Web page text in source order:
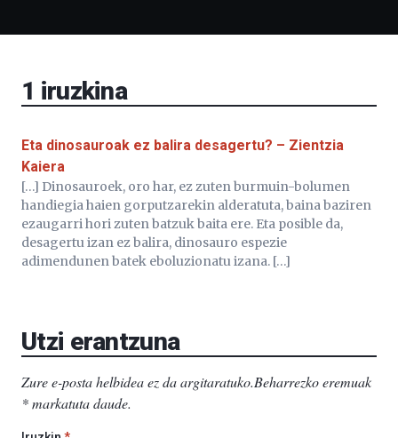
1 iruzkina
Eta dinosauroak ez balira desagertu? – Zientzia
Kaiera
[…] Dinosauroek, oro har, ez zuten burmuin-bolumen
handiegia haien gorputzarekin alderatuta, baina baziren
ezaugarri hori zuten batzuk baita ere. Eta posible da,
desagertu izan ez balira, dinosauro espezie
adimendunen batek eboluzionatu izana. […]
Utzi erantzuna
Zure e-posta helbidea ez da argitaratuko.Beharrezko eremuak
*markatuta daude.